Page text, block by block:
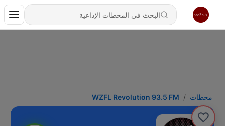
محطات WZFL Revolution 93.5 FM